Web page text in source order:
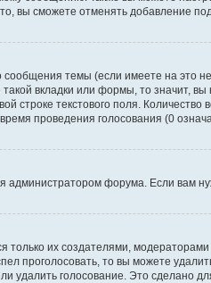
вы сможете отменять добавление
темы (если имеете на
вкладки или формы, то значит,
строке текстового поля.
проведения голосования (0
администратором форума. Если вам
только их создателями,
проголосовать, то вы можете
удалить голосование. Это сделано